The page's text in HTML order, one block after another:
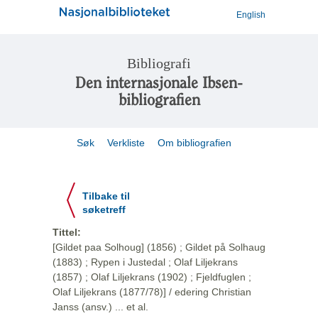
English
Bibliografi
Den internasjonale Ibsen-
bibliografien
Søk Verkliste Om bibliografien
Tilbake til
søketreff
Tittel:
[Gildet paa Solhoug] (1856) ; Gildet på Solhaug
(1883) ; Rypen i Justedal ; Olaf Liljekrans
(1857) ; Olaf Liljekrans (1902) ; Fjeldfuglen ;
Olaf Liljekrans (1877/78)] / edering Christian
Janss (ansv.) ... et al.